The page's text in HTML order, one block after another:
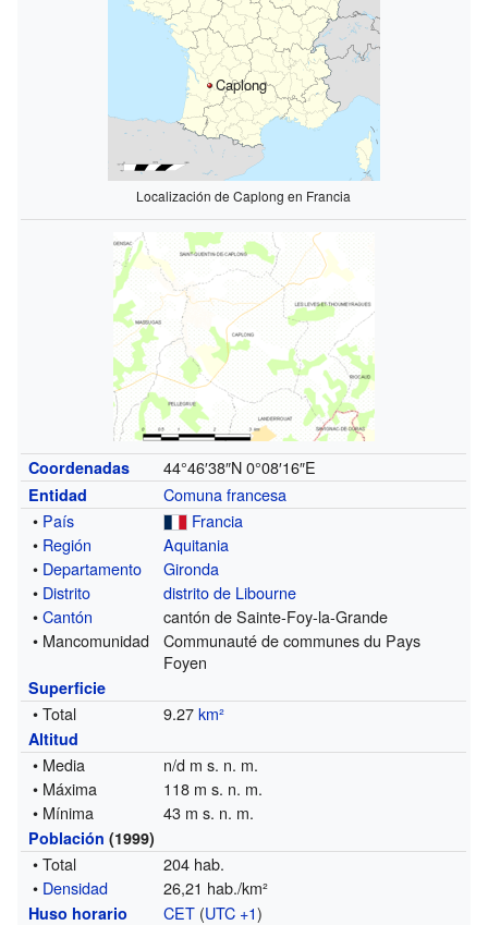
Caplong
Localización de Caplong en Francia
Coordenadas 44°46′38″N 0°08′16″E
Entidad
Comuna francesa
• País
Francia
• Región
Aquitania
• Departamento
Gironda
• Distrito
distrito de Libourne
•Cantón
cantón de Sainte-Foy-la-Grande
• Mancomunidad
Communauté de communes du Pays
Foyen
Superficie
• Total 9.27km²
Altitud
• Media
n/d m s. n. m.
• Máxima
118 m s. n. m.
• Mínima
43 m s. n. m.
Población (1999)
• Total
204 hab.
• Densidad 26,21 hab./km²
Huso horario CET (UTC +1)